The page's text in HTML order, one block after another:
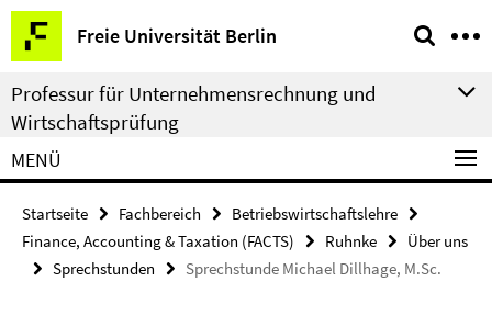
Springe
direkt
zu
Inhalt
Freie Universität Berlin
Service-
Navigation
Professur für Unternehmensrechnung und
Wirtschaftsprüfung
MENÜ
Startseite Fachbereich
Betriebswirtschaftslehre
Finance, Accounting & Taxation (FACTS)
Ruhnke
Über uns
Sprechstunden
Sprechstunde Michael Dillhage, M.Sc.